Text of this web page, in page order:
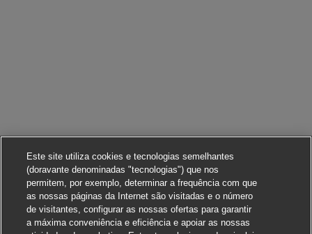
Este site utiliza cookies e tecnologias semelhantes
(doravante denominadas "tecnologias") que nos
permitem, por exemplo, determinar a frequência com que
as nossas páginas da Internet são visitadas e o número
de visitantes, configurar as nossas ofertas para garantir
a máxima conveniência e eficiência e apoiar as nossas